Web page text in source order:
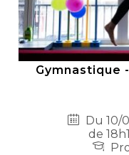
Gymnastique
Du 10/
de